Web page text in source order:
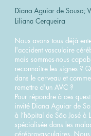
Diana Aguiar de Sousa;
Liliana Cerqueira
Nous avons tous déjà
l'accident vasculaire
mais sommes-nous
reconnaître les signes ?
dans le cerveau et
remettre d'un AVC ?
Pour répondre à ces
invité Diana Aguiar de
à l’hôpital de São José à
spécialisée dans les
cérébrovasculaires.